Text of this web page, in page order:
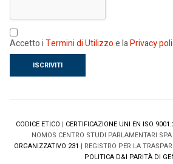
Accetto iTermini di Utilizzoe laPrivacy
CODICE ETICO | CERTIFICAZIONE UNI EN ISO
NOMOS CENTRO STUDI PARLAMENTARI
ORGANIZZATIVO 231 | REGISTRO PER LA
POLITICA D&I PARITÀ DI